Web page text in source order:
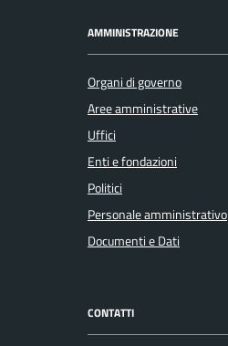
AMMINISTRAZIONE
Organi di governo
Aree amministrative
Uffici
Enti e fondazioni
Politici
Personale amministrativo
Documenti e Dati
CONTATTI